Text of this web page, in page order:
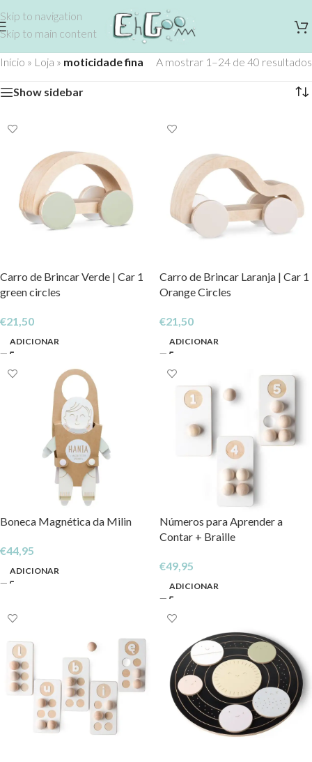
Skip to navigation
Skip to main content
Início » Loja » moticidade fina A mostrar 1–24 de 40 resultados
Show sidebar
Carro de Brincar Verde | Car 1
green circles
€21,50
ADICIONAR
Carro de Brincar Laranja | Car 1
Orange Circles
€21,50
ADICIONAR
Boneca Magnética da Milin
€44,95
ADICIONAR
Números para Aprender a
Contar + Braille
€49,95
ADICIONAR